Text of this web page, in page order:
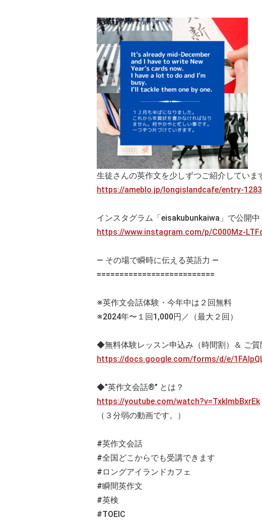
生徒さんの英作文を少しずつご紹介していま
https://ameblo.jp/longislandcafe/entry-
インスタグラム「eisakubunkaiwa」で公開中
https://www.instagram.com/p/C000Mz-
— その場で瞬時に伝える英語力 —
==========================
※英作文会話体験・今年中は２回無料
※2024年〜１回1,000円／（最大２回）
◆無料体験レッスン申込み（時間割）＆ ご質
https://docs.google.com/forms/d/e/
◆”英作文会話®” とは？
https://youtube.com/watch?v=TxklmbBxrEk
（３分弱の動画です。）
#英作文会話
#全国どこからでも受講できます
#ロングアイランドカフェ
#瞬間英作文
#英検
#TOEIC